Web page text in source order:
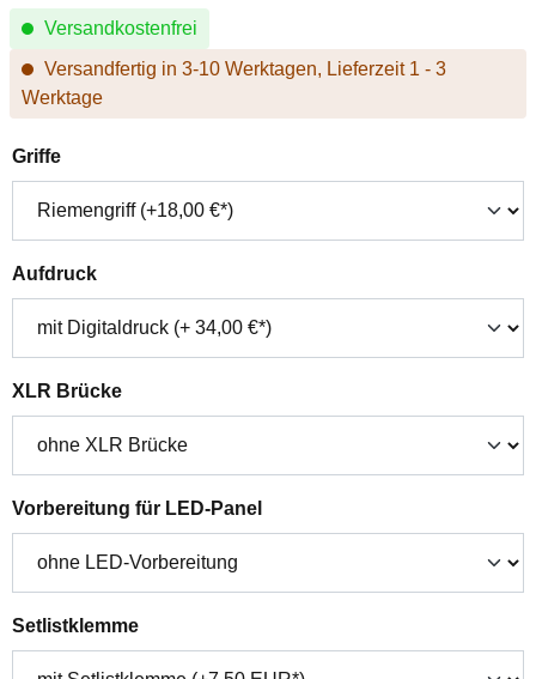
Versandkostenfrei
Versandfertig in 3-10 Werktagen, Lieferzeit 1 - 3
Werktage
Griffeauswählen
Aufdruckauswählen
XLR Brückeauswählen
Vorbereitung für LED-Panelauswählen
Setlistklemmeauswählen